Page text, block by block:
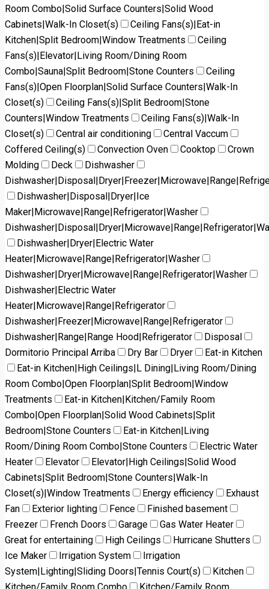
Room Combo|Solid Surface Counters|Solid Wood
Cabinets|Walk-In Closet(s)
Ceiling Fans(s)|Eat-in
Kitchen|Split Bedroom|Window Treatments
Ceiling
Fans(s)|Elevator|Living Room/Dining Room
Combo|Sauna|Split Bedroom|Stone Counters
Ceiling
Fans(s)|Open Floorplan|Solid Surface Counters|Walk-In
Closet(s)
Ceiling Fans(s)|Split Bedroom|Stone
Counters|Window Treatments
Ceiling Fans(s)|Walk-In
Closet(s)
Central air conditioning
Central Vaccum
Coffered Ceiling(s)
Convection Oven Cooktop
Crown
Molding
Deck
Dishwasher
Dishwasher|Disposal|Dryer|Ice
Maker|Microwave|Range|Refrigerator|Washer
Dishwasher|Dryer|Electric Water
Heater|Microwave|Range|Refrigerator|Washer
Dishwasher|Dryer|Microwave|Range|Refrigerator|Washer
Dishwasher|Electric Water
Heater|Microwave|Range|Refrigerator
Dishwasher|Freezer|Microwave|Range|Refrigerator
Dishwasher|Range|Range Hood|Refrigerator
Disposal
Dormitorio Principal Arriba
Dry Bar Dryer
Eat-in Kitchen
Eat-in Kitchen|High Ceilings|L Dining|Living Room/Dining
Room Combo|Open Floorplan|Split Bedroom|Window
Treatments
Eat-in Kitchen|Kitchen/Family Room
Combo|Open Floorplan|Solid Wood Cabinets|Split
Bedroom|Stone Counters
Eat-in Kitchen|Living
Room/Dining Room Combo|Stone Counters
Electric Water
Heater
Elevator
Elevator|High Ceilings|Solid Wood
Cabinets|Split Bedroom|Stone Counters|Walk-In
Closet(s)|Window Treatments
Energy efficiency
Exhaust
Fan
Exterior lighting Fence
Finished basement
Freezer
French Doors Garage
Gas Water Heater
Great for entertaining
High Ceilings
Hurricane Shutters
Ice Maker
Irrigation System
Irrigation
System|Lighting|Sliding Doors|Tennis Court(s)
Kitchen